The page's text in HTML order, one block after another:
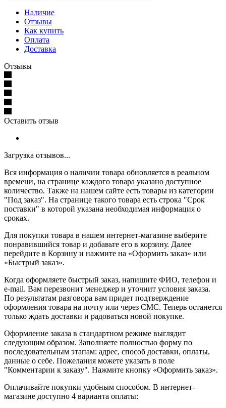
Наличие
Отзывы
Как купить
Оплата
Доставка
Отзывы
Оставить отзыв
Загрузка отзывов...
Вся информация о наличии товара обновляется в реальном
времени, на странице каждого товара указано доступное
количество. Также на нашем сайте есть товары из категории
"Под заказ". На странице такого товара есть строка "Срок
поставки" в которой указана необходимая информация о
сроках.
Для покупки товара в нашем интернет-магазине выберите
понравившийся товар и добавьте его в корзину. Далее
перейдите в Корзину и нажмите на «Оформить заказ» или
«Быстрый заказ».
Когда оформляете быстрый заказ, напишите ФИО, телефон и
e-mail. Вам перезвонит менеджер и уточнит условия заказа.
По результатам разговора вам придет подтверждение
оформления товара на почту или через СМС. Теперь останется
только ждать доставки и радоваться новой покупке.
Оформление заказа в стандартном режиме выглядит
следующим образом. Заполняете полностью форму по
последовательным этапам: адрес, способ доставки, оплаты,
данные о себе. Пожелания можете указать в поле
"Комментарии к заказу". Нажмите кнопку «Оформить заказ».
Оплачивайте покупки удобным способом. В интернет-
магазине доступно 4 варианта оплаты: